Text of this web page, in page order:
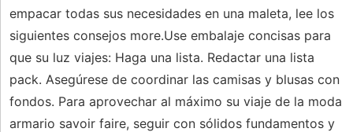
empacar todas sus necesidades en una maleta, lee los
siguientes consejos more.Use embalaje concisas para
que su luz viajes: Haga una lista. Redactar una lista
pack. Asegúrese de coordinar las camisas y blusas con
fondos. Para aprovechar al máximo su viaje de la moda
armario savoir faire, seguir con sólidos fundamentos y